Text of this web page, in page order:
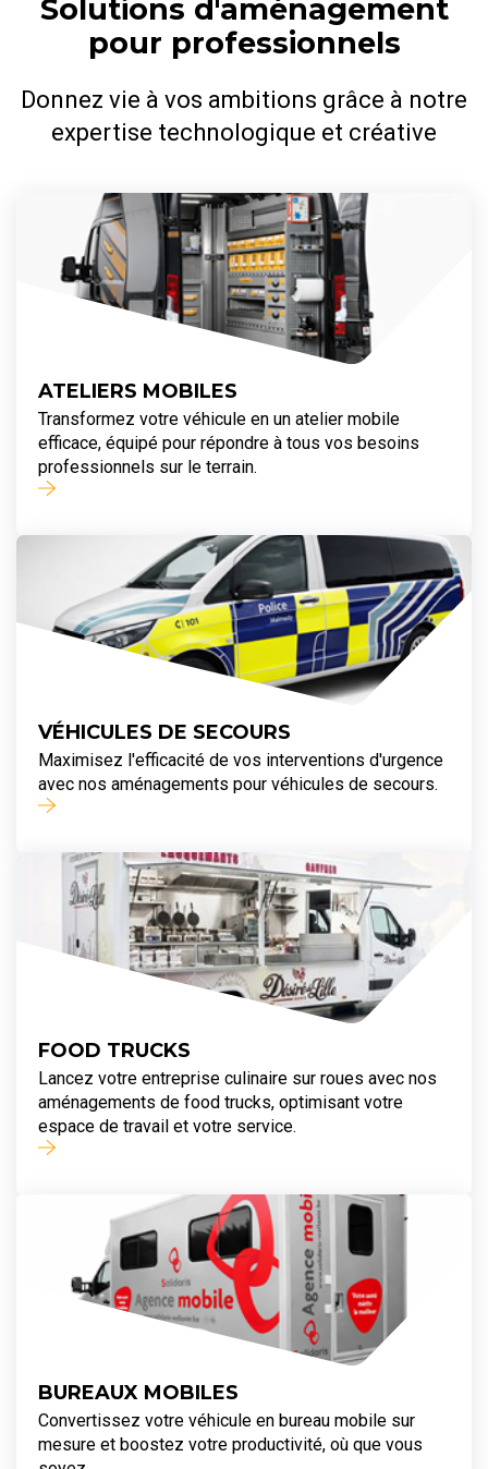
Solutions d'aménagement
pour professionnels
Donnez vie à vos ambitions grâce à notre
expertise technologique et créative
ATELIERS MOBILES
Transformez votre véhicule en un atelier mobile
efficace, équipé pour répondre à tous vos besoins
professionnels sur le terrain.
VÉHICULES DE SECOURS
Maximisez l'efficacité de vos interventions d'urgence
avec nos aménagements pour véhicules de secours.
FOOD TRUCKS
Lancez votre entreprise culinaire sur roues avec nos
aménagements de food trucks, optimisant votre
espace de travail et votre service.
BUREAUX MOBILES
Convertissez votre véhicule en bureau mobile sur
mesure et boostez votre productivité, où que vous